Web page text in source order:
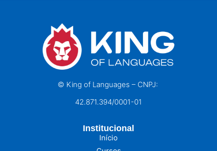
© King of Languages – CNPJ:
42.871.394/0001-01
Institucional
Início